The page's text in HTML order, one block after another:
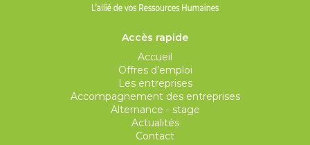
Accès rapide
Accueil
Offres d’emploi
Les entreprises
Accompagnement des entreprises
Alternance - stage
Actualités
Contact